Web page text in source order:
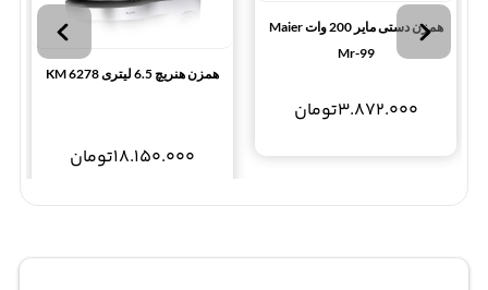
همزن دستی مایر 200 وات Maier
Mr-99
3.872.000تومان
همزن هنریچ 6.5 لیتری KM 6278
18.150.000تومان